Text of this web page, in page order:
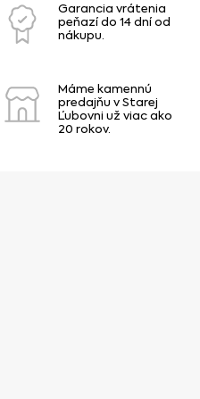
Garancia vrátenia
peňazí do 14 dní od
nákupu.
Máme kamennú
predajňu v Starej
Ľubovni už viac ako
20 rokov.